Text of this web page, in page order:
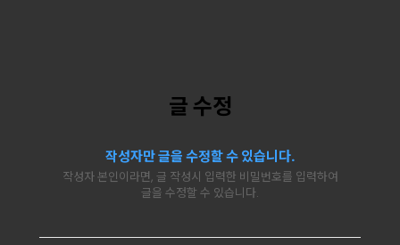
글 수정
작성자만 글을 수정할 수 있습니다.
작성자 본인이라면, 글 작성시 입력한 비밀번호를 입력하여
글을 수정할 수 있습니다.